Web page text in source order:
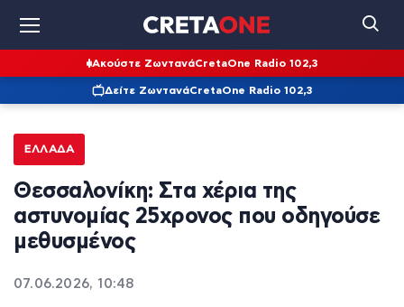
Ακούστε ΖωντανάCretaOne Radio 102,3
Δείτε ΖωντανάCretaOne Radio 102,3
ΕΛΛΆΔΑ
Θεσσαλονίκη: Στα χέρια της
αστυνομίας 25χρονος που οδηγούσε
μεθυσμένος
07.06.2026, 10:48